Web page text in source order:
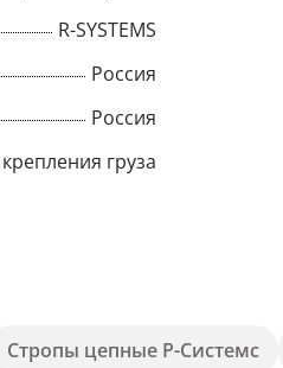
R-SYSTEMS
Россия
Россия
груза
Стропы цепные Р-Системс